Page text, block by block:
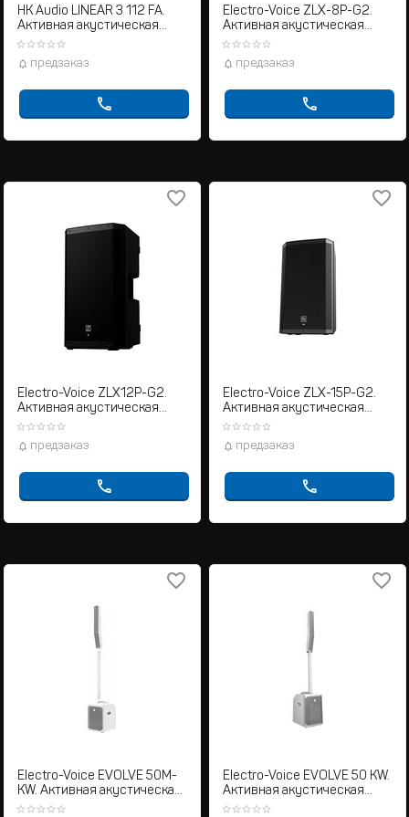
HK Audio LINEAR 3 112 FA.
Активная акустическая
система
предзаказ
Electro-Voice ZLX-8P-G2.
Активная акустическая
система
предзаказ
Electro-Voice ZLX12P-G2.
Активная акустическая
система
предзаказ
Electro-Voice ZLX-15P-G2.
Активная акустическая
система
предзаказ
Electro-Voice EVOLVE 50M-
KW. Активная акустическая
система колонного типа
Electro-Voice EVOLVE 50 KW.
Активная акустическая
система колонного типа